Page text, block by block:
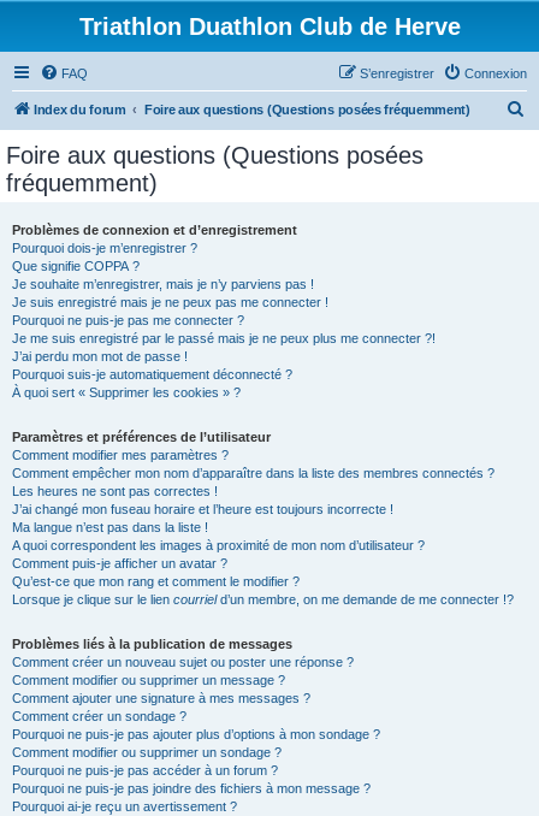
Triathlon Duathlon Club de Herve
FAQ Connexion
S’enregistrer
Index du forum Foire aux questions (Questions posées fréquemment)
Foire aux questions (Questions posées
fréquemment)
Problèmes de connexion et d’enregistrement
Pourquoi dois-je m’enregistrer ?
Que signifie COPPA ?
Je souhaite m’enregistrer, mais je n’y parviens pas !
Je suis enregistré mais je ne peux pas me connecter !
Pourquoi ne puis-je pas me connecter ?
Je me suis enregistré par le passé mais je ne peux plus me connecter ?!
J’ai perdu mon mot de passe !
Pourquoi suis-je automatiquement déconnecté ?
À quoi sert « Supprimer les cookies » ?
Paramètres et préférences de l’utilisateur
Comment modifier mes paramètres ?
Comment empêcher mon nom d’apparaître dans la liste des membres connectés ?
Les heures ne sont pas correctes !
J’ai changé mon fuseau horaire et l’heure est toujours incorrecte !
Ma langue n’est pas dans la liste !
A quoi correspondent les images à proximité de mon nom d’utilisateur ?
Comment puis-je afficher un avatar ?
Qu’est-ce que mon rang et comment le modifier ?
Lorsque je clique sur le lien courrield’un membre, on me demande de me connecter !?
Problèmes liés à la publication de messages
Comment créer un nouveau sujet ou poster une réponse ?
Comment modifier ou supprimer un message ?
Comment ajouter une signature à mes messages ?
Comment créer un sondage ?
Pourquoi ne puis-je pas ajouter plus d’options à mon sondage ?
Comment modifier ou supprimer un sondage ?
Pourquoi ne puis-je pas accéder à un forum ?
Pourquoi ne puis-je pas joindre des fichiers à mon message ?
Pourquoi ai-je reçu un avertissement ?